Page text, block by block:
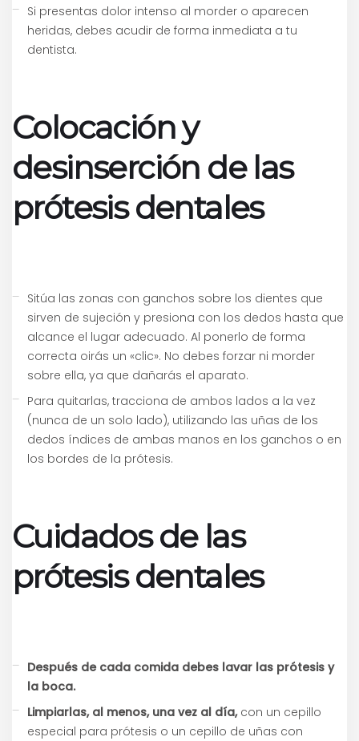
Si presentas dolor intenso al morder o aparecen
heridas, debes acudir de forma inmediata a tu
dentista.
Colocación y
desinserción de las
prótesis dentales
Sitúa las zonas con ganchos sobre los dientes que
sirven de sujeción y presiona con los dedos hasta que
alcance el lugar adecuado. Al ponerlo de forma
correcta oirás un «clic». No debes forzar ni morder
sobre ella, ya que dañarás el aparato.
Para quitarlas, tracciona de ambos lados a la vez
(nunca de un solo lado), utilizando las uñas de los
dedos índices de ambas manos en los ganchos o en
los bordes de la prótesis.
Cuidados de las
prótesis dentales
Después de cada comida debes lavar las prótesis y
la boca.
Limpiarlas, al menos, una vez al día,con un cepillo
especial para prótesis o un cepillo de uñas con